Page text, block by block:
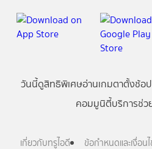
วันนี้ดูสิทธิพิเศษอ่านเกมตาตั้งช้อ
คอมมูนิตี้บริการช่ว
เกี่ยวกับทรูไอดี ข้อกำหนดและเงื่อน